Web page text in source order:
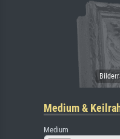
Medium &
Medium